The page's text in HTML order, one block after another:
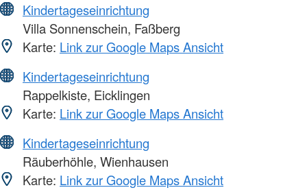
Kindertageseinrichtung
Villa Sonnenschein, Faßberg
Karte: Link zur Google Maps Ansicht
Kindertageseinrichtung
Rappelkiste, Eicklingen
Karte: Link zur Google Maps Ansicht
Kindertageseinrichtung
Räuberhöhle, Wienhausen
Karte: Link zur Google Maps Ansicht